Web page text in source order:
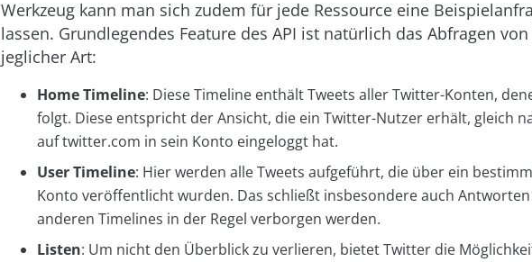
Werkzeug kann man sich zudem für jede Ressource eine
lassen. Grundlegendes Feature des API ist natürlich das Abfragen
jeglicher Art:
Home Timeline: Diese Timeline enthält Tweets aller Twitter-Konten,
folgt. Diese entspricht der Ansicht, die ein Twitter-Nutzer erhält, gleich
auftwitter.com in sein Konto eingeloggt hat.
User Timeline: Hier werden alle Tweets aufgeführt, die über ein
Konto veröffentlicht wurden. Das schließt insbesondere auch
anderen Timelines in der Regel verborgen werden.
Listen: Um nicht den Überblick zu verlieren, bietet Twitter die